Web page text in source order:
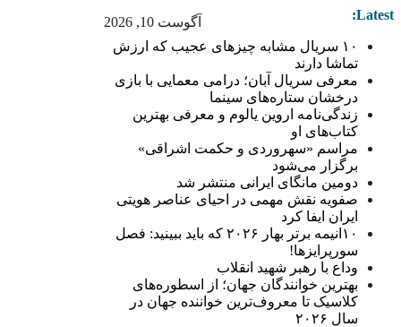
آگوست 10, 2026 Latest:
۱۰ سریال مشابه چیزهای عجیب که ارزش
تماشا دارند
معرفی سریال آبان؛ درامی معمایی با بازی
درخشان ستاره‌های سینما
زندگی‌نامه اروین یالوم و معرفی بهترین
کتاب‌های او
مراسم «سهروردی و حکمت اشراقی»
برگزار می‌شود
دومین مانگای ایرانی منتشر شد
صفویه نقش مهمی در احیای عناصر هویتی
ایران ایفا کرد
۱۰انیمه برتر بهار ۲۰۲۶ که باید ببینید: فصل
سورپرایزها!
وداع با رهبر شهید انقلاب
بهترین خوانندگان جهان؛ از اسطوره‌های
کلاسیک تا معروف‌ترین خواننده جهان در
سال ۲۰۲۶